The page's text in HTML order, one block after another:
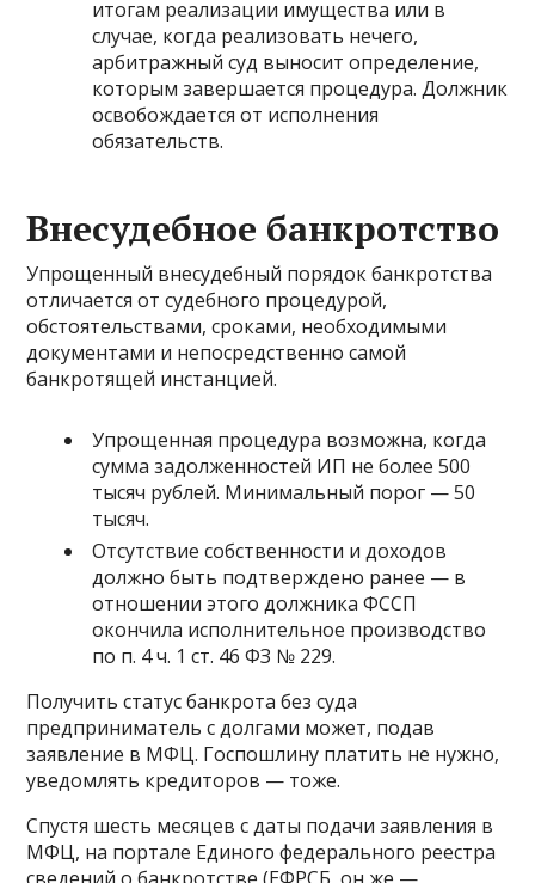
итогам реализации имущества или в
случае, когда реализовать нечего,
арбитражный суд выносит определение,
которым завершается процедура. Должник
освобождается от исполнения
обязательств.
Внесудебное банкротство
Упрощенный внесудебный порядок банкротства
отличается от судебного процедурой,
обстоятельствами, сроками, необходимыми
документами и непосредственно самой
банкротящей инстанцией.
Упрощенная процедура возможна, когда
сумма задолженностей ИП не более 500
тысяч рублей. Минимальный порог — 50
тысяч.
Отсутствие собственности и доходов
должно быть подтверждено ранее — в
отношении этого должника ФССП
окончила исполнительное производство
по п. 4 ч. 1 ст. 46 ФЗ № 229.
Получить статус банкрота без суда
предприниматель с долгами может, подав
заявление в МФЦ. Госпошлину платить не нужно,
уведомлять кредиторов — тоже.
Спустя шесть месяцев с даты подачи заявления в
МФЦ, на портале Единого федерального реестра